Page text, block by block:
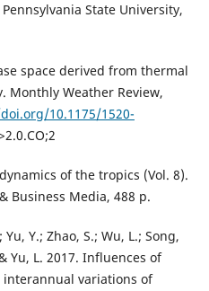
State University,
space derived from thermal
Monthly Weather Review,
10.1175/1520-
of the tropics (Vol. 8).
Business Media, 488 p.
Y.; Zhao, S.; Wu, L.; Song,
Yu, L. 2017. Influences of
variations of